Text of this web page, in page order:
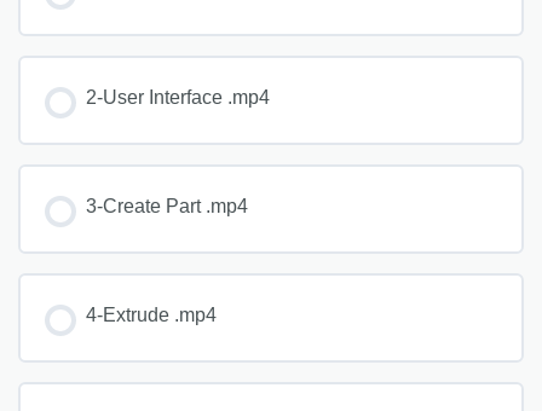
2-User Interface .mp4
3-Create Part .mp4
4-Extrude .mp4